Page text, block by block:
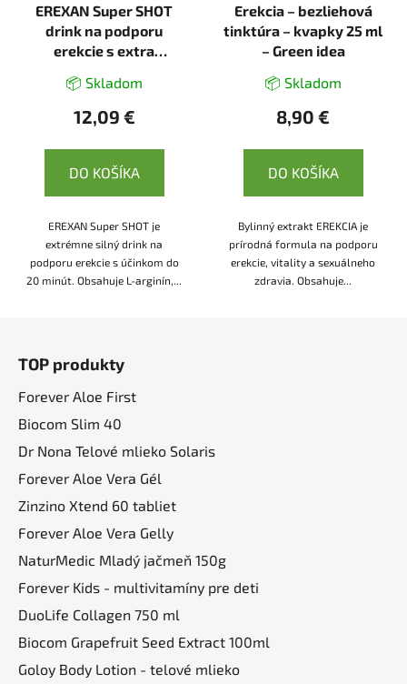
EREXAN Super SHOT
drink na podporu
erekcie s extra
25ml
📦 Skladom
12,09 €
DO KOŠÍKA
EREXAN Super SHOT je
extrémne silný drink na
podporu erekcie s účinkom do
20 minút. Obsahuje L-arginín,...
Erekcia – bezliehová
tinktúra – kvapky 25 ml
– Green idea
📦 Skladom
8,90 €
DO KOŠÍKA
Bylinný extrakt EREKCIA je
prírodná formula na podporu
erekcie, vitality a sexuálneho
zdravia. Obsahuje...
TOP produkty
Forever Aloe First
Biocom Slim 40
Dr Nona Telové mlieko Solaris
Forever Aloe Vera Gél
Zinzino Xtend 60 tabliet
Forever Aloe Vera Gelly
NaturMedic Mladý jačmeň 150g
Forever Kids - multivitamíny pre deti
DuoLife Collagen 750 ml
Biocom Grapefruit Seed Extract 100ml
Goloy Body Lotion - telové mlieko